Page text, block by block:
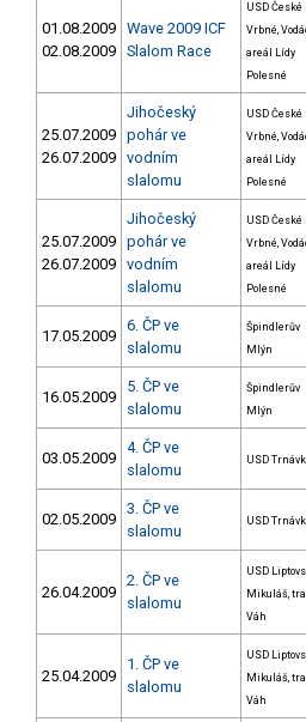
01.08.2009
02.08.2009
Wave 2009 ICF
Slalom Race
USD České
Vrbné,
areál Lídy
Polesné
25.07.2009
26.07.2009
Jihočeský
pohár ve
vodním
slalomu
USD České
Vrbné,
areál Lídy
Polesné
25.07.2009
26.07.2009
Jihočeský
pohár ve
vodním
slalomu
USD České
Vrbné,
areál Lídy
Polesné
17.05.2009
6. ČP ve
slalomu
Špindlerův
Mlýn
16.05.2009
5. ČP ve
slalomu
Špindlerův
Mlýn
03.05.2009
4. ČP ve
slalomu
USD
02.05.2009
3. ČP ve
slalomu
USD
26.04.2009
2. ČP ve
slalomu
USD
Mikuláš,
Váh
25.04.2009
1. ČP ve
slalomu
USD
Mikuláš,
Váh